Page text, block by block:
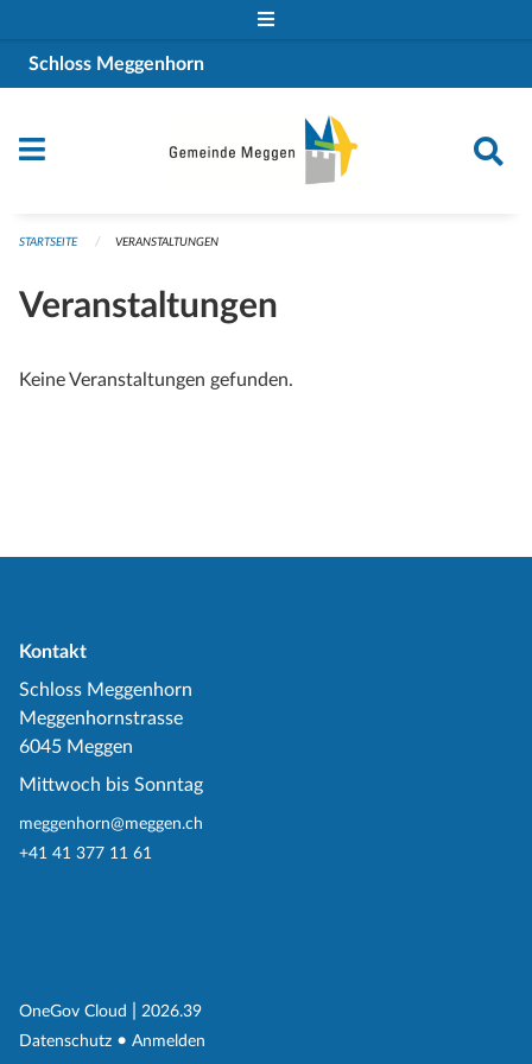
Schloss Meggenhorn
STARTSEITE VERANSTALTUNGEN
Veranstaltungen
Keine Veranstaltungen gefunden.
Kontakt
Schloss Meggenhorn
Meggenhornstrasse
6045 Meggen
Mittwoch bis Sonntag
meggenhorn@meggen.ch
+41 41 377 11 61
OneGov Cloud (External Link)
2026.39
Datenschutz (External Link)
Anmelden